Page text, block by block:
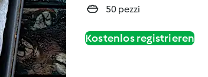
50 pezzi
Kostenlos registrieren